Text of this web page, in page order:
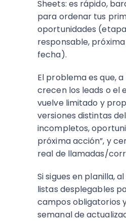
Sheets: es rápido,
para ordenar tus
oportunidades
responsable,
fecha).
El problema es que,
crecen los leads o el
vuelve limitado y
versiones distintas
incompletos,
próxima acción”, y
real de llamadas/
Si sigues en planilla,
listas desplegables
campos obligatorios
semanal de